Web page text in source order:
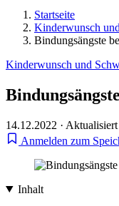
Startseite
Kinderwunsch
Bindungsängste
Kinderwunsch und
14.12.2022 ·
Anmelden zum
Inhalt